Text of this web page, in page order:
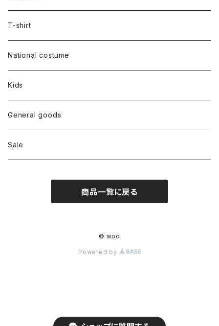
Outer
Dress
Tops
Bottoms
Shoes
T-shirt
National costume
Kids
General goods
Sale
商品一覧に戻る
© woo
Powered by